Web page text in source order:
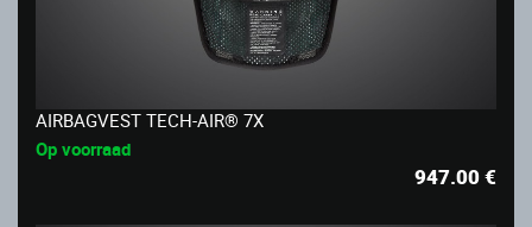
AIRBAGVEST TECH-AIR® 7X
Op voorraad
947.00€